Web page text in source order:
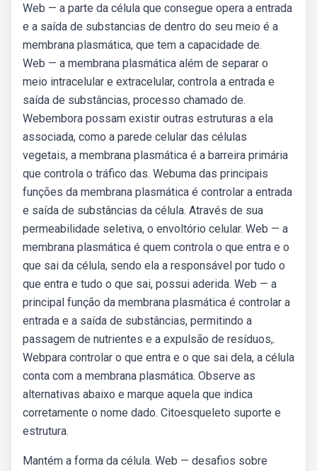
Web — a parte da célula que consegue opera a entrada
e a saída de substancias de dentro do seu meio é a
membrana plasmática, que tem a capacidade de.
Web — a membrana plasmática além de separar o
meio intracelular e extracelular, controla a entrada e
saída de substâncias, processo chamado de.
Webembora possam existir outras estruturas a ela
associada, como a parede celular das células
vegetais, a membrana plasmática é a barreira primária
que controla o tráfico das. Webuma das principais
funções da membrana plasmática é controlar a entrada
e saída de substâncias da célula. Através de sua
permeabilidade seletiva, o envoltório celular. Web — a
membrana plasmática é quem controla o que entra e o
que sai da célula, sendo ela a responsável por tudo o
que entra e tudo o que sai, possui aderida. Web — a
principal função da membrana plasmática é controlar a
entrada e a saída de substâncias, permitindo a
passagem de nutrientes e a expulsão de resíduos,.
Webpara controlar o que entra e o que sai dela, a célula
conta com a membrana plasmática. Observe as
alternativas abaixo e marque aquela que indica
corretamente o nome dado. Citoesqueleto suporte e
estrutura.
Mantém a forma da célula. Web — desafios sobre